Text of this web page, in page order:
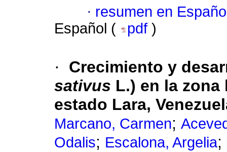
· resumen en
Español (
pdf )
·
Crecimiento y
sativus L.) en la
estado Lara,
Marcano, Carmen;
Odalis; Escalona, Argelia;